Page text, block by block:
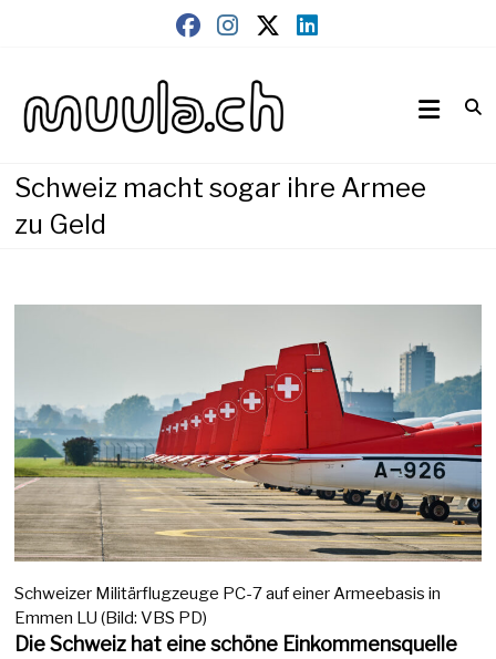
muula.ch
Schweiz macht sogar ihre Armee
zu Geld
Schweizer Militärflugzeuge PC-7 auf einer Armeebasis in
Emmen LU (Bild: VBS PD)
Die Schweiz hat eine schöne Einkommensquelle